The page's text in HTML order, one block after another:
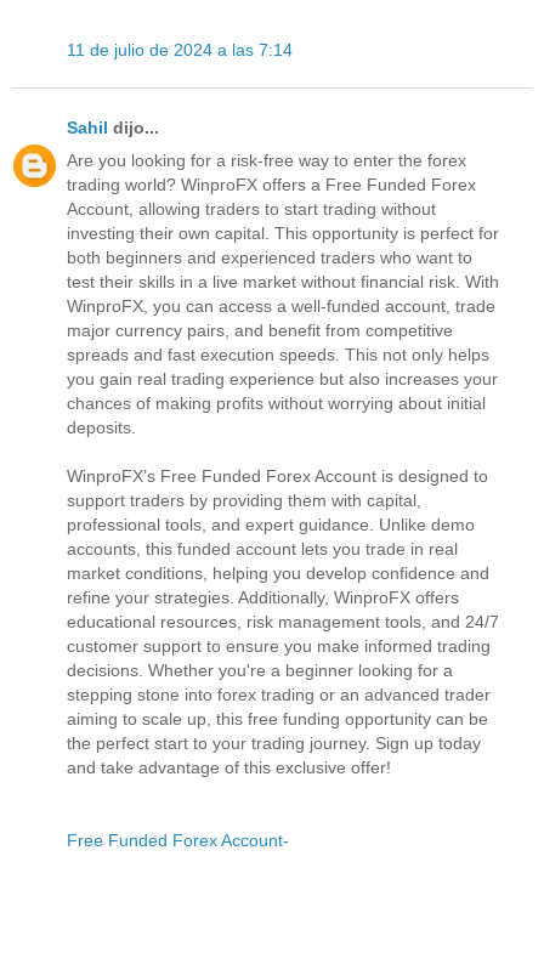
11 de julio de 2024 a las 7:14
Sahil dijo...
Are you looking for a risk-free way to enter the forex
trading world? WinproFX offers a Free Funded Forex
Account, allowing traders to start trading without
investing their own capital. This opportunity is perfect for
both beginners and experienced traders who want to
test their skills in a live market without financial risk. With
WinproFX, you can access a well-funded account, trade
major currency pairs, and benefit from competitive
spreads and fast execution speeds. This not only helps
you gain real trading experience but also increases your
chances of making profits without worrying about initial
deposits.
WinproFX’s Free Funded Forex Account is designed to
support traders by providing them with capital,
professional tools, and expert guidance. Unlike demo
accounts, this funded account lets you trade in real
market conditions, helping you develop confidence and
refine your strategies. Additionally, WinproFX offers
educational resources, risk management tools, and 24/7
customer support to ensure you make informed trading
decisions. Whether you're a beginner looking for a
stepping stone into forex trading or an advanced trader
aiming to scale up, this free funding opportunity can be
the perfect start to your trading journey. Sign up today
and take advantage of this exclusive offer!
Free Funded Forex Account-